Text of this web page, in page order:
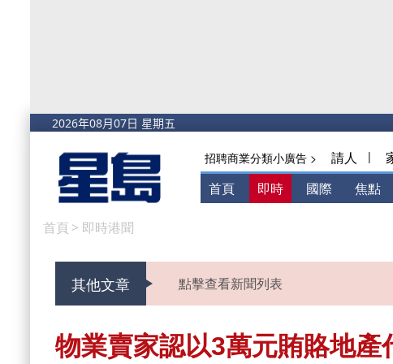
招聘商業分類小廣告 > 請人 |
首頁 即時 國際 焦點
首頁 > 即時港聞
其他文章 點擊查看新聞列表
物業賣家認以3萬元賄賂地